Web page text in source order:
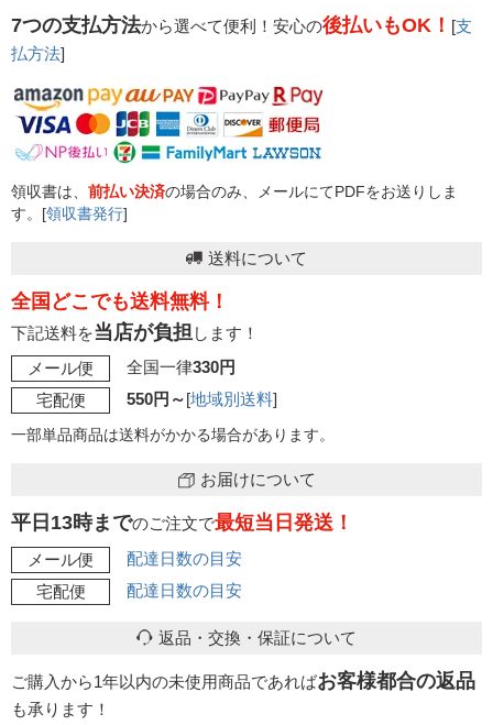
7つの支払方法から選べて便利！安心の後払いもOK！ [支
払方法]
領収書は、 前払い決済の場合のみ、メールにてPDFをお送りしま
す。[領収書発行]
送料について
全国どこでも送料無料！
下記送料を当店が負担 します！
メール便
全国一律330円
宅配便
550円～[地域別送料]
一部単品商品は送料がかかる場合があります。
お届けについて
平日13時までのご注文で最短当日発送！
メール便
配達日数の目安
宅配便
配達日数の目安
返品・交換・保証について
ご購入から1年以内の未使用商品であればお客様都合の返品
も承ります！